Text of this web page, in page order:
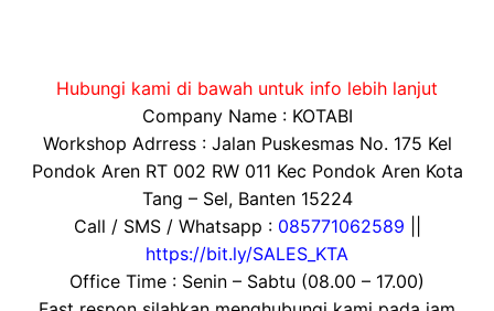
Hubungi kami di bawah untuk info lebih lanjut
Company Name : KOTABI
Workshop Adrress : Jalan Puskesmas No. 175 Kel
Pondok Aren RT 002 RW 011 Kec Pondok Aren Kota
Tang – Sel, Banten 15224
Call / SMS / Whatsapp : 085771062589
https://bit.ly/SALES_KTA
Office Time : Senin – Sabtu (08.00 – 17.00)